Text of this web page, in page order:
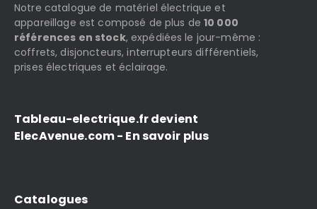
Notre catalogue de matériel électrique et
appareillage est composé de plus de10 000
références en stock, expédiées le jour-même :
coffrets, disjoncteurs, interrupteurs différentiels,
prises électriques et éclairage.
Tableau-electrique.fr devient
ElecAvenue.com - En savoir plus
Catalogues